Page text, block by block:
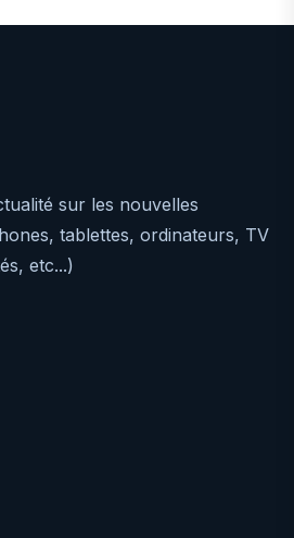
sur les nouvelles
tablettes, ordinateurs, TV
etc...)